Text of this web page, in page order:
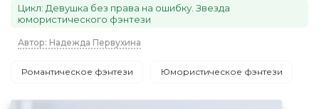
Цикл: Девушка без права на ошибку. Звезда
юмористического фэнтези
Автор: Надежда Первухина
Романтическое фэнтези Юмористическое фэнтези